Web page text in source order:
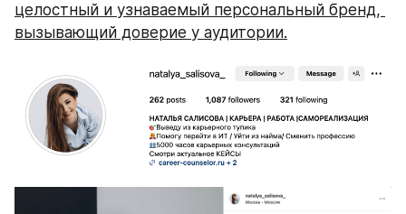
целостный и узнаваемый персональный бренд,
вызывающий доверие у аудитории.